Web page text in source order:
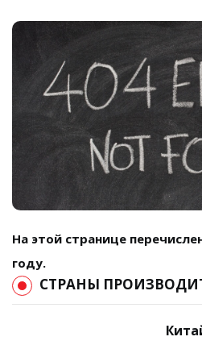
На этой странице
году.
СТРАНЫ